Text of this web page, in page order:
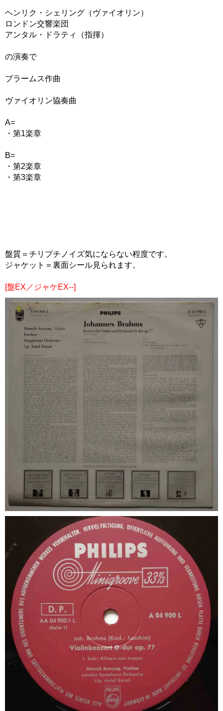
ヘンリク・シェリング（ヴァイオリン）
ロンドン交響楽団
アンタル・ドラティ（指揮）
の演奏で
ブラームス作曲
ヴァイオリン協奏曲
A=
・第1楽章
B=
・第2楽章
・第3楽章
盤質＝チリプチノイズ気にならない程度です。
ジャケット＝裏面シール見られます。
[盤EX／ジャケEX--]